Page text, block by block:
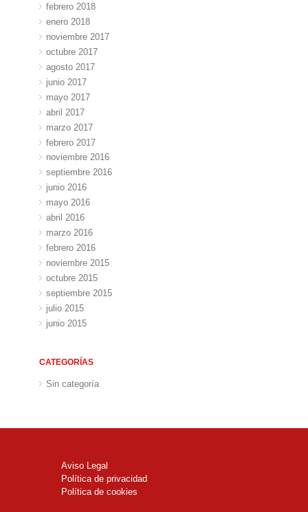
febrero 2018
enero 2018
noviembre 2017
octubre 2017
agosto 2017
junio 2017
mayo 2017
abril 2017
marzo 2017
febrero 2017
noviembre 2016
septiembre 2016
junio 2016
mayo 2016
abril 2016
marzo 2016
febrero 2016
noviembre 2015
octubre 2015
septiembre 2015
julio 2015
junio 2015
CATEGORÍAS
Sin categoría
Aviso Legal
Política de privacidad
Política de cookies